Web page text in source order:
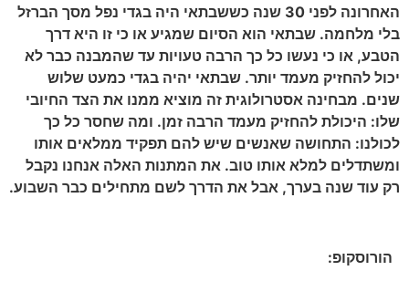
האחרונה לפני 30 שנה כששבתאי היה בגדי נפל מסך הברזל
בלי מלחמה. שבתאי הוא הסיום שמגיע או כי זו היא דרך
הטבע, או כי נעשו כל כך הרבה טעויות עד שהמבנה כבר לא
יכול להחזיק מעמד יותר. שבתאי יהיה בגדי כמעט שלוש
שנים. מבחינה אסטרולוגית זה מוציא ממנו את הצד החיובי
שלו: היכולת להחזיק מעמד הרבה זמן. ומה שחסר כל כך
לכולנו: התחושה שאנשים שיש להם תפקיד ממלאים אותו
ומשתדלים למלא אותו טוב. את המתנות האלה אנחנו נקבל
רק עוד שנה בערך, אבל את הדרך לשם מתחילים כבר השבוע.
הורוסקופ: